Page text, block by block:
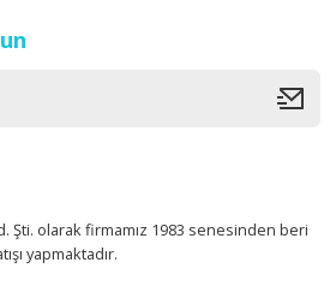
Şti. olarak firmamız 1983 senesinden beri
yapmaktadır.